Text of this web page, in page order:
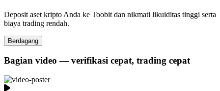
Deposit aset kripto Anda ke Toobit dan nikmati likuiditas tinggi serta
biaya trading rendah.
Berdagang
Bagian video — verifikasi cepat, trading cepat